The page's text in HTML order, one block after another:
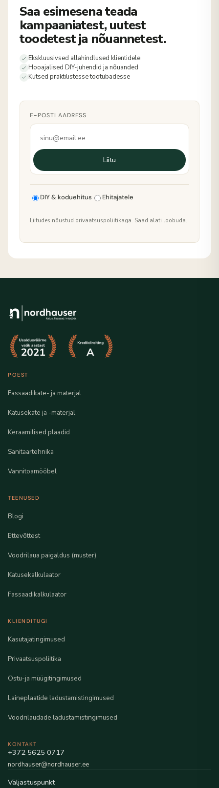
Saa esimesena teada
kampaaniatest, uutest
toodetest ja nõuannetest.
Ekskluusivsed allahindlused klientidele
Hooajalised DIY-juhendid ja nõuanded
Kutsed praktilistesse töötubadesse
E-POSTI AADRESS
Liitu
DIY & koduehitus Ehitajatele
Liitudes nõustud privaatsuspoliitikaga. Saad alati loobuda.
POEST
Fassaadikate- ja materjal
Katusekate ja -materjal
Keraamilised plaadid
Sanitaartehnika
Vannitoamööbel
TEENUSED
Blogi
Ettevõttest
Voodrilaua paigaldus (muster)
Katusekalkulaator
Fassaadikalkulaator
KLIENDITUGI
Kasutajatingimused
Privaatsuspoliitika
Ostu-ja müügitingimused
Laineplaatide ladustamistingimused
Voodrilaudade ladustamistingimused
KONTAKT
+372 5625 0717
nordhauser@nordhauser.ee
Väljastuspunkt